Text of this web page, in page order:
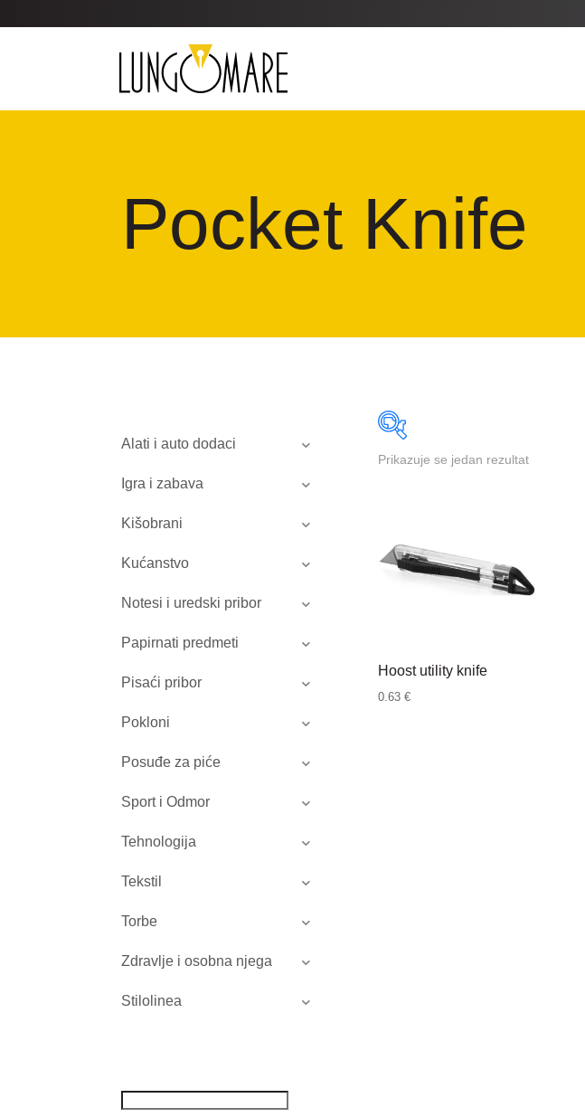
Pocket Knife
Alati i auto dodaci
Igra i zabava
Kišobrani
Kućanstvo
Notesi i uredski pribor
Papirnati predmeti
Pisaći pribor
Pokloni
Posuđe za piće
Sport i Odmor
Tehnologija
Tekstil
Torbe
Zdravlje i osobna njega
Stilolinea
Prikazuje se jedan rezultat
Hoost utility knife
0.63 €